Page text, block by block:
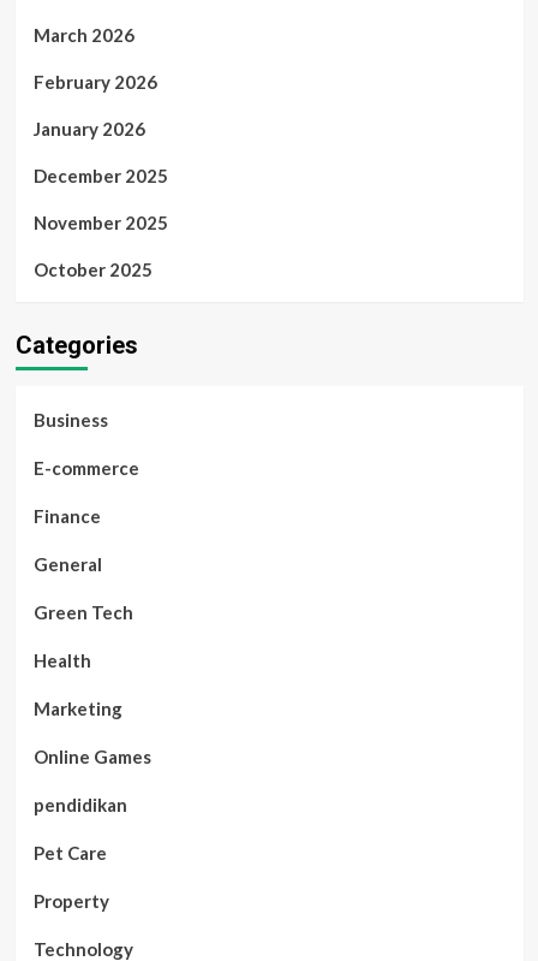
March 2026
February 2026
January 2026
December 2025
November 2025
October 2025
Categories
Business
E-commerce
Finance
General
Green Tech
Health
Marketing
Online Games
pendidikan
Pet Care
Property
Technology